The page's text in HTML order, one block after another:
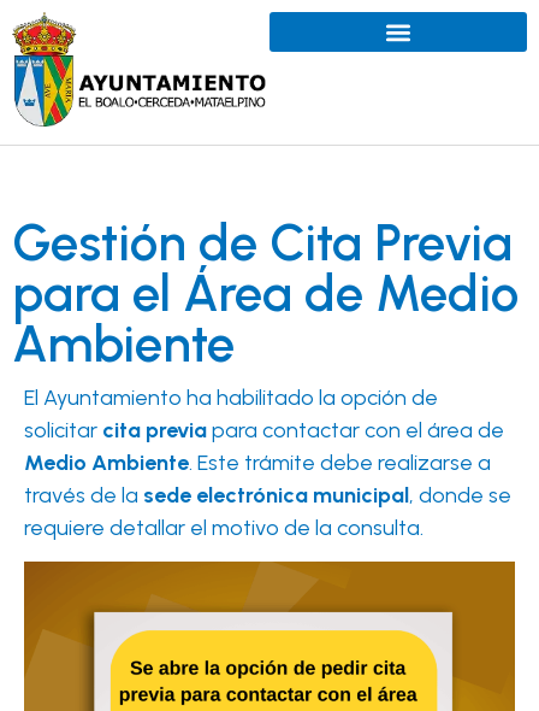
Gestión de Cita Previa
para el Área de Medio
Ambiente
El Ayuntamiento ha habilitado la opción de
solicitar cita previapara contactar con el área de
Medio Ambiente. Este trámite debe realizarse a
través de la sede electrónica municipal, donde se
requiere detallar el motivo de la consulta.